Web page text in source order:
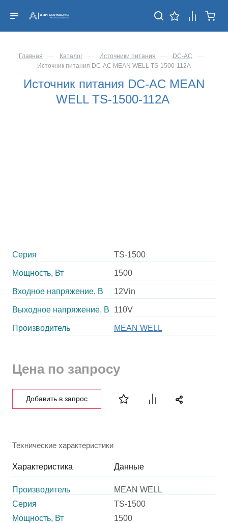
Главная — Каталог — Источники питания — DC-AC —
Источник питания DC-AC MEAN WELL TS-1500-112A
Источник питания DC-AC MEAN
WELL TS-1500-112A
Серия TS-1500
Мощность, Вт 1500
Входное напряжение, В 12Vin
Выходное напряжение, В 110V
Производитель MEAN WELL
Цена по запросу
Добавить в запрос
Технические характеристики
Характеристика Данные
Производитель
MEAN WELL
Серия
TS-1500
Мощность, Вт
1500